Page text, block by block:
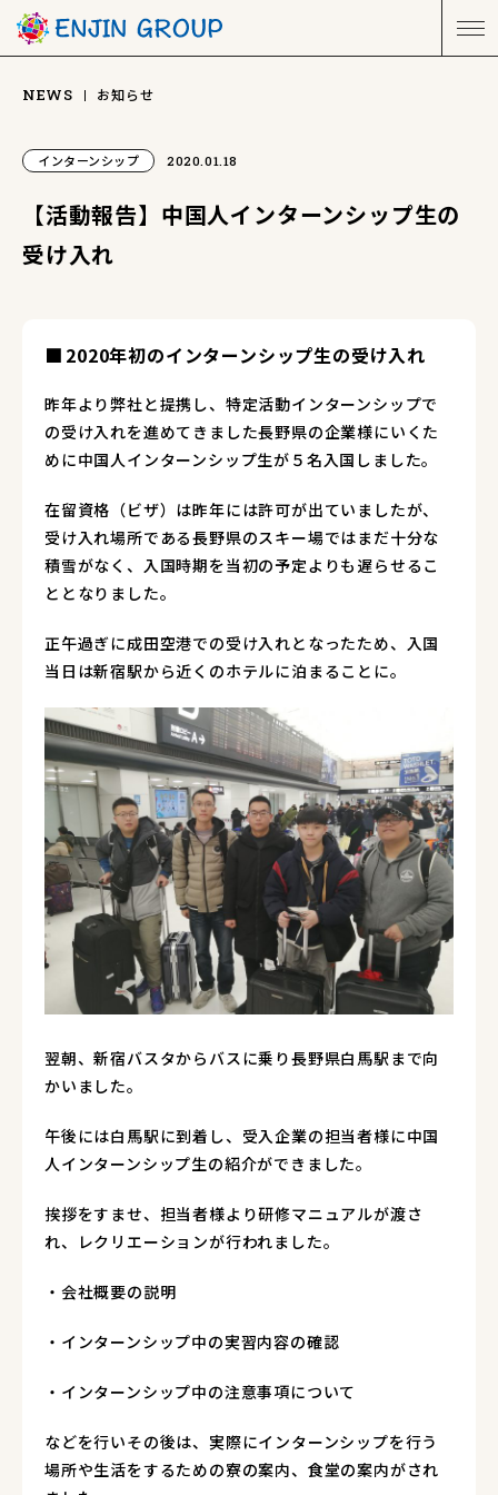
NEWS お知らせ
インターンシップ 2020.01.18
【活動報告】中国人インターンシップ生の
受け入れ
2020年初のインターンシップ生の受け入れ
昨年より弊社と提携し、特定活動インターンシップで
の受け入れを進めてきました長野県の企業様にいくた
めに中国人インターンシップ生が５名入国しました。
在留資格（ビザ）は昨年には許可が出ていましたが、
受け入れ場所である長野県のスキー場ではまだ十分な
積雪がなく、入国時期を当初の予定よりも遅らせるこ
ととなりました。
正午過ぎに成田空港での受け入れとなったため、入国
当日は新宿駅から近くのホテルに泊まることに。
翌朝、新宿バスタからバスに乗り長野県白馬駅まで向
かいました。
午後には白馬駅に到着し、受入企業の担当者様に中国
人インターンシップ生の紹介ができました。
挨拶をすませ、担当者様より研修マニュアルが渡さ
れ、レクリエーションが行われました。
・会社概要の説明
・インターンシップ中の実習内容の確認
・インターンシップ中の注意事項について
などを行いその後は、実際にインターンシップを行う
場所や生活をするための寮の案内、食堂の案内がされ